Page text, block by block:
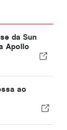
da Sun
Apollo
ao